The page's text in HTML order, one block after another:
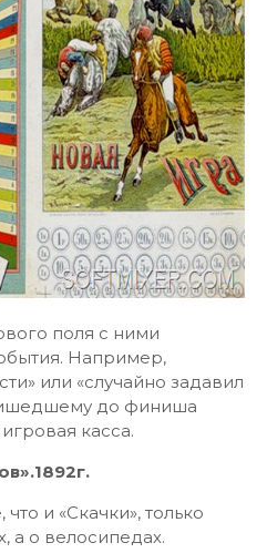
поля с ними
Например,
или «случайно задавил
до финиша
касса.
и «Скачки», только
а о велосипедах.